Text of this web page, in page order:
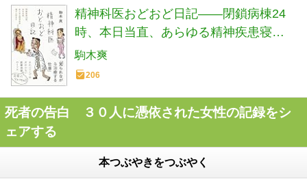
精神科医おどおど日記——閉鎖病棟24
時、本日当直、あらゆる精神疾患寝ず
に診ます (日記シリーズ)
駒木爽
206
死者の告白 ３０人に憑依された女性の記録をシ
ェアする
本つぶやきをつぶやく